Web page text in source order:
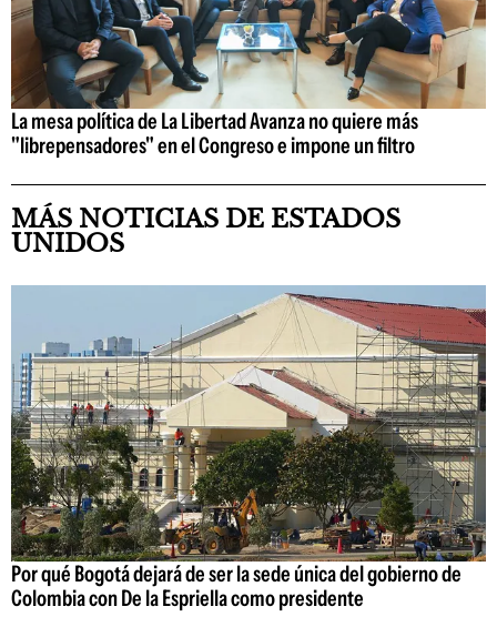
La mesa política de La Libertad Avanza no quiere más
"librepensadores" en el Congreso e impone un filtro
MÁS NOTICIAS DE ESTADOS
UNIDOS
Por qué Bogotá dejará de ser la sede única del gobierno de
Colombia con De la Espriella como presidente